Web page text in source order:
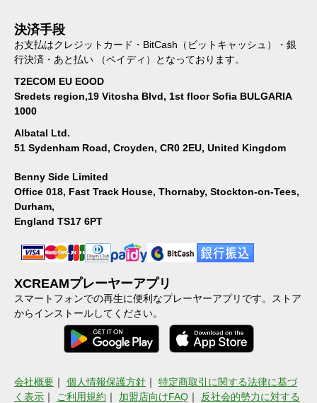
決済手段
お支払はクレジットカード・BitCash（ビットキャッシュ）・銀
行決済・あと払い （ペイディ）となっております。
T2ECOM EU EOOD
Sredets region,19 Vitosha Blvd, 1st floor Sofia BULGARIA
1000
Albatal Ltd.
51 Sydenham Road, Croyden, CR0 2EU, United Kingdom
Benny Side Limited
Office 018, Fast Track House, Thornaby, Stockton-on-Tees,
Durham,
England TS17 6PT
XCREAMプレーヤーアプリ
スマートフォンでの再生に便利なプレーヤーアプリです。ストア
からインストールしてください。
会社概要 ｜ 個人情報保護方針 ｜ 特定商取引に関する法律に基づ
く表示 ｜ ご利用規約 ｜ 加盟店向けFAQ ｜ 反社会的勢力に対する